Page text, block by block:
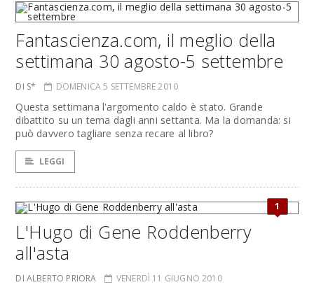
Fantascienza.com, il meglio della
settimana 30 agosto-5 settembre
DI S* DOMENICA 5 SETTEMBRE 2010
Questa settimana l'argomento caldo è stato. Grande
dibattito su un tema dagli anni settanta. Ma la domanda: si
può davvero tagliare senza recare al libro?
LEGGI
1
L'Hugo di Gene Roddenberry
all'asta
DI ALBERTO PRIORA VENERDÌ 11 GIUGNO 2010